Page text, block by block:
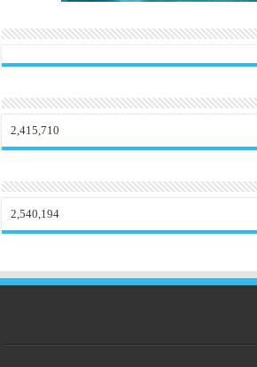
2,415,710
2,540,194